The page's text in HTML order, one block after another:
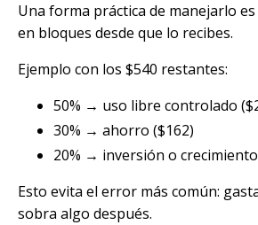
Una forma práctica de manejarlo
en bloques desde que lo recibes.
Ejemplo con los $540 restantes:
50% → uso libre controlado
30% → ahorro ($162)
20% → inversión o
Esto evita el error más común:
sobra algo después.